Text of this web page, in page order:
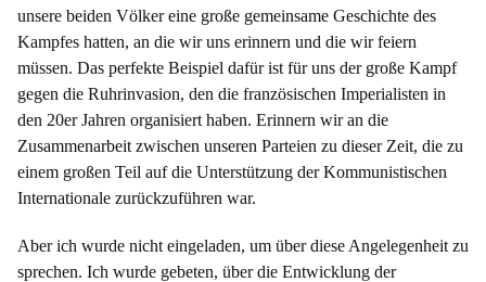
unsere beiden Völker eine große gemeinsame Geschichte des
Kampfes hatten, an die wir uns erinnern und die wir feiern
müssen. Das perfekte Beispiel dafür ist für uns der große Kampf
gegen die Ruhrinvasion, den die französischen Imperialisten in
den 20er Jahren organisiert haben. Erinnern wir an die
Zusammenarbeit zwischen unseren Parteien zu dieser Zeit, die zu
einem großen Teil auf die Unterstützung der Kommunistischen
Internationale zurückzuführen war.
Aber ich wurde nicht eingeladen, um über diese Angelegenheit zu
sprechen. Ich wurde gebeten, über die Entwicklung der